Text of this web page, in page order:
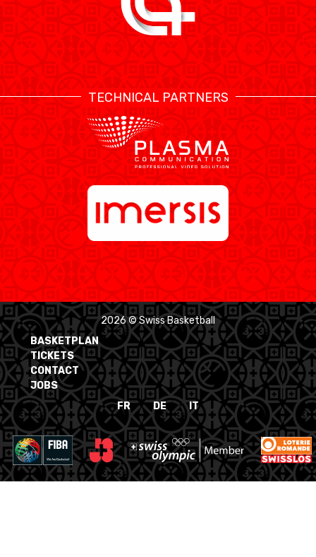
TECHNICAL PARTNERS
2026 © Swiss Basketball
BASKETPLAN
TICKETS
CONTACT
JOBS
FR
DE IT